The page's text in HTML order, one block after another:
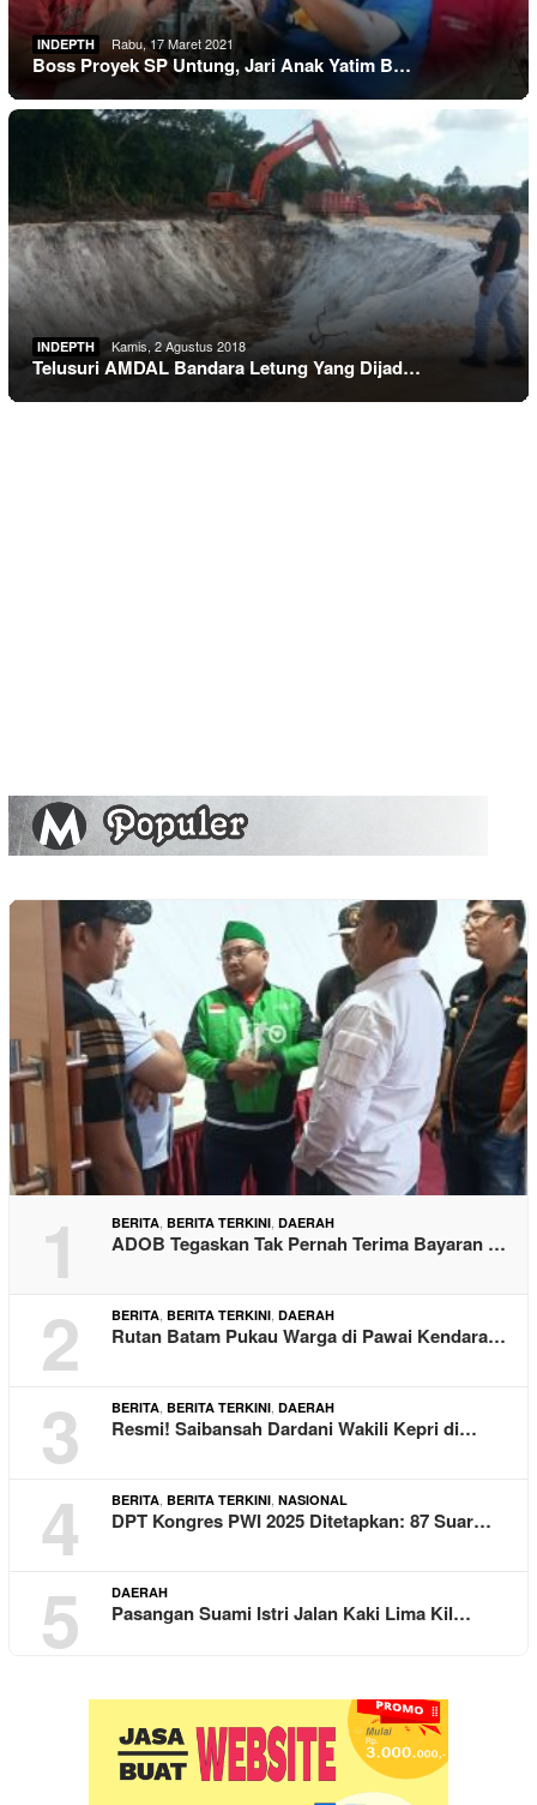
INDEPTH Rabu, 17 Maret 2021
Boss Proyek SP Untung, Jari Anak Yatim B…
INDEPTH Kamis, 2 Agustus 2018
Telusuri AMDAL Bandara Letung Yang Dijad…
1 BERITA, BERITA TERKINI, DAERAH
ADOB Tegaskan Tak Pernah Terima Bayaran …
2 BERITA, BERITA TERKINI, DAERAH
Rutan Batam Pukau Warga di Pawai Kendara…
3 BERITA, BERITA TERKINI, DAERAH
Resmi! Saibansah Dardani Wakili Kepri di…
4 BERITA, BERITA TERKINI, NASIONAL
DPT Kongres PWI 2025 Ditetapkan: 87 Suar…
5 DAERAH
Pasangan Suami Istri Jalan Kaki Lima Kil…